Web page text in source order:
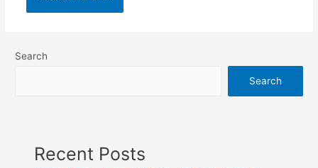
Search
Search
Recent Posts